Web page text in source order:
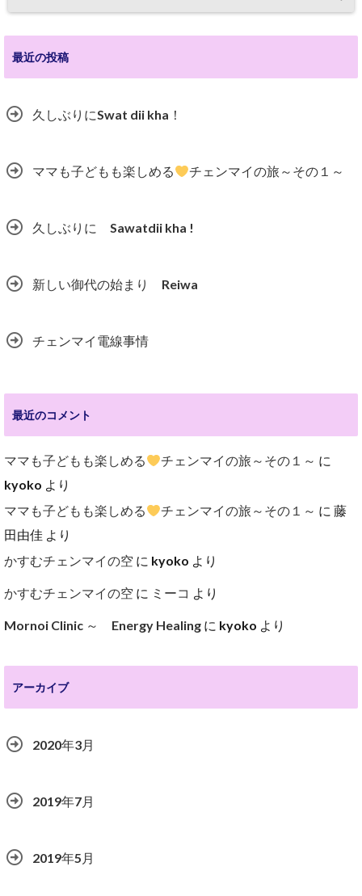
最近の投稿
久しぶりにSwat dii kha！
ママも子どもも楽しめる チェンマイの旅～その１～
久しぶりに Sawatdii kha !
新しい御代の始まり Reiwa
チェンマイ電線事情
最近のコメント
ママも子どもも楽しめる チェンマイの旅～その１～ に
kyoko より
ママも子どもも楽しめる
チェンマイの旅～その１～ に藤
田由佳 より
かすむチェンマイの空 に kyoko より
かすむチェンマイの空 に ミーコ より
Mornoi Clinic ～ Energy Healing に kyoko より
アーカイブ
2020年3月
2019年7月
2019年5月